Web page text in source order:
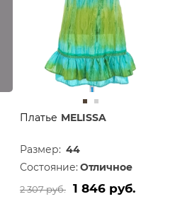
Платье MELISSA
Размер: 44
Состояние: Отличное
2 307 руб. 1 846 руб.